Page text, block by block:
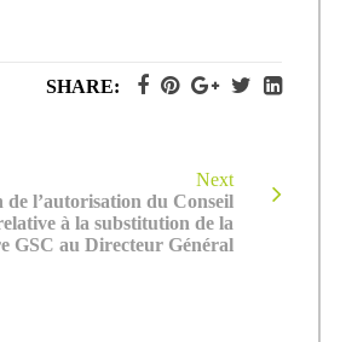
SHARE:
Next
de l’autorisation du Conseil
à la substitution de la
GSC au Directeur Général